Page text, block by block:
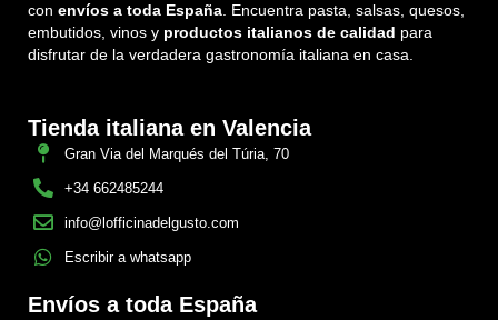
con envíos a toda España . Encuentra pasta, salsas, quesos,
embutidos, vinos y productos italianos de calidad para
disfrutar de la verdadera gastronomía italiana en casa.
Tienda italiana en Valencia
Gran Via del Marqués del Túria, 70
+34 662485244
info@lofficinadelgusto.com
Escribir a whatsapp
Envíos a toda España